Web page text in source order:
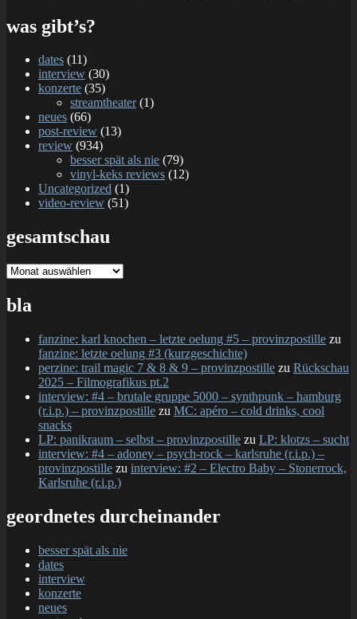
was gibt’s?
dates (11)
interview (30)
konzerte (35)
streamtheater(1)
neues (66)
post-review (13)
review (934)
besser spät als nie (79)
vinyl-keks reviews (12)
Uncategorized (1)
video-review (51)
gesamtschau
gesamtschau
bla
fanzine: karl knochen – letzte oelung #5 – provinzpostille zu
fanzine: letzte oelung #3 (kurzgeschichte)
perzine: trail magic 7 & 8 & 9 – provinzpostille zu Rückschau
2025 – Filmografikus pt.2
interview: #4 – brutale gruppe 5000 – synthpunk – hamburg
(r.i.p.) – provinzpostille zu MC: apéro – cold drinks, cool
snacks
LP: panikraum – selbst – provinzpostille zu LP: klotzs – sucht
interview: #4 – adoney – psych-rock – karlsruhe (r.i.p.) –
provinzpostille zu interview: #2 – Electro Baby – Stonerrock,
Karlsruhe (r.i.p.)
geordnetes durcheinander
besser spät als nie
dates
interview
konzerte
neues